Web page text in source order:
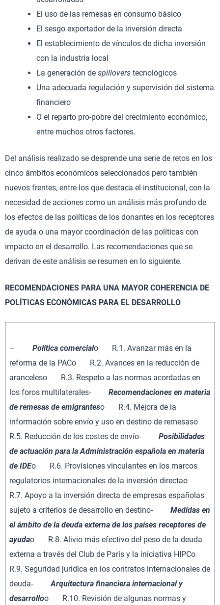
El uso de las remesas en consumo básico
El sesgo exportador de la inversión directa
El establecimiento de vínculos de dicha inversión
con la industria local
La generación de spillovers tecnológicos
Una adecuada regulación y supervisión del sistema
financiero
O el reparto pro-pobre del crecimiento económico,
entre muchos otros factores.
Del análisis realizado se desprende una serie de retos en los
cinco ámbitos económicos seleccionados pero también
nuevos frentes, entre los que destaca el institucional, con la
necesidad de acciones como un análisis más profundo de
los efectos de las políticas de los donantes en los receptores
de ayuda o una mayor coordinación de las políticas con
impacto en el desarrollo. Las recomendaciones que se
derivan de este análisis se resumen en lo siguiente.
RECOMENDACIONES PARA UNA MAYOR COHERENCIA DE
POLÍTICAS ECONÓMICAS PARA EL DESARROLLO
– Política comercialo R.1. Avanzar más en la
reforma de la PACo R.2. Avances en la reducción de
aranceleso R.3. Respeto a las normas acordadas en
los foros multilaterales- Recomendaciones en materia
de remesas de emigranteso R.4. Mejora de la
información sobre envío y uso en destino de remesaso
R.5. Reducción de los costes de envío- Posibilidades
de actuación para la Administración española en materia
de IDEo R.6. Provisiones vinculantes en los marcos
regulatorios internacionales de la inversión directao
R.7. Apoyo a la inversión directa de empresas españolas
sujeto a criterios de desarrollo en destino- Medidas en
el ámbito de la deuda externa de los países receptores de
ayudao R.8. Alivio más efectivo del peso de la deuda
externa a través del Club de París y la iniciativa HIPCo
R.9. Seguridad jurídica en los contratos internacionales de
deuda-Arquitectura financiera internacional y
desarrolloo R.10. Revisión de algunas normas y